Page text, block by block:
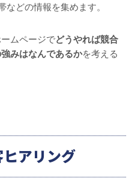
などの情報を集めます。
ムページでどうやれば競合
みはなんであるかを考える
アリング